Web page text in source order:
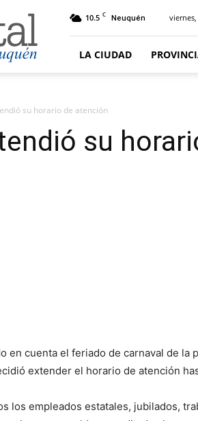
10.5 C Neuquén
LA CIUDAD
su horario de atención
su
en cuenta el feriado de carnaval de la
extender el horario de atención
los empleados estatales, jubilados,